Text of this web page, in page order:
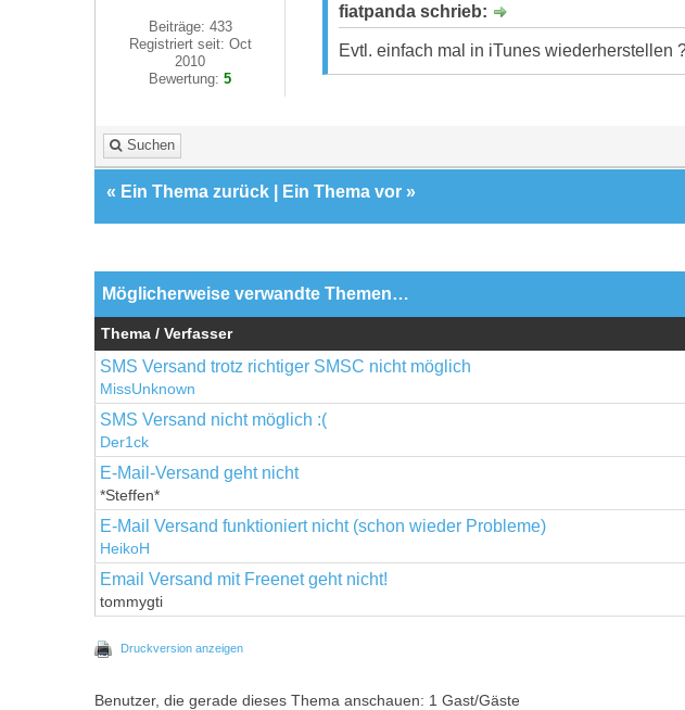
Beiträge: 433
Registriert seit: Oct
2010
Bewertung:5
fiatpanda schrieb:
Evtl. einfach mal in iTunes wiederherstellen
Suchen
« Ein Thema zurück Ein Thema vor »
Möglicherweise verwandte Themen…
Thema / Verfasser
SMS Versand trotz richtiger SMSC nicht möglich
MissUnknown
SMS Versand nicht möglich :(
Der1ck
E-Mail-Versand geht nicht
*Steffen*
E-Mail Versand funktioniert nicht (schon wieder Probleme)
HeikoH
Email Versand mit Freenet geht nicht!
tommygti
Druckversion anzeigen
Benutzer, die gerade dieses Thema anschauen: 1 Gast/Gäste